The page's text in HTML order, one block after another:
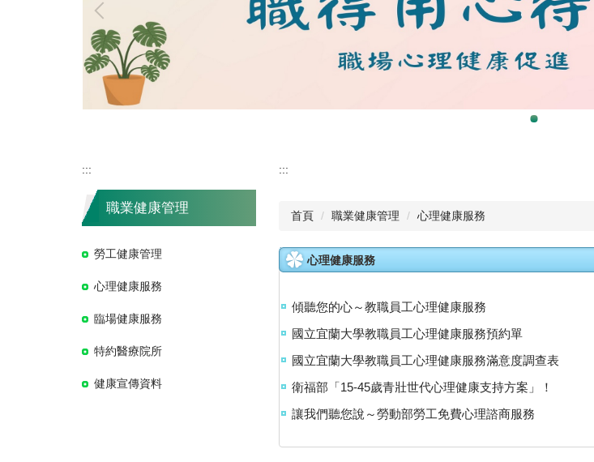
:::
職業健康管理
勞工健康管理
心理健康服務
臨場健康服務
特約醫療院所
健康宣傳資料
:::
首頁 職業健康管理 心理健康服務
心理健康服務
傾聽您的心～教職員工心理健康服務
國立宜蘭大學教職員工心理健康服務預約單
國立宜蘭大學教職員工心理健康服務滿意度調查表
衛福部「15-45歲青壯世代心理健康支持方案」！
讓我們聽您說～勞動部勞工免費心理諮商服務